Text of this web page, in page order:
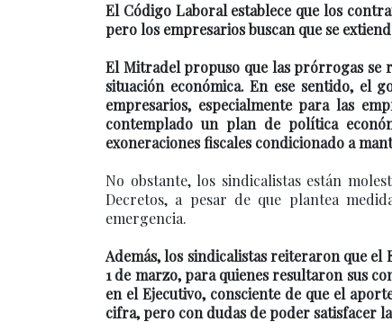
El Código Laboral establece que los
pero los empresarios buscan que se
El Mitradel propuso que las prórrogas se
situación económica. En ese sentido, el
empresarios, especialmente para las
contemplado un plan de política
exoneraciones fiscales condicionado a
No obstante, los sindicalistas están
Decretos, a pesar de que plantea
emergencia.
Además, los sindicalistas reiteraron que
1 de marzo, para quienes resultaron sus
en el Ejecutivo, consciente de que el
cifra, pero con dudas de poder satisfacer